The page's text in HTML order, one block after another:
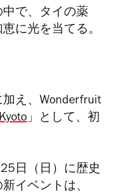
で、タイの薬
に光を当てる。
え、 Wonderfruit
」として、初
日（日）に歴史
イベントは、